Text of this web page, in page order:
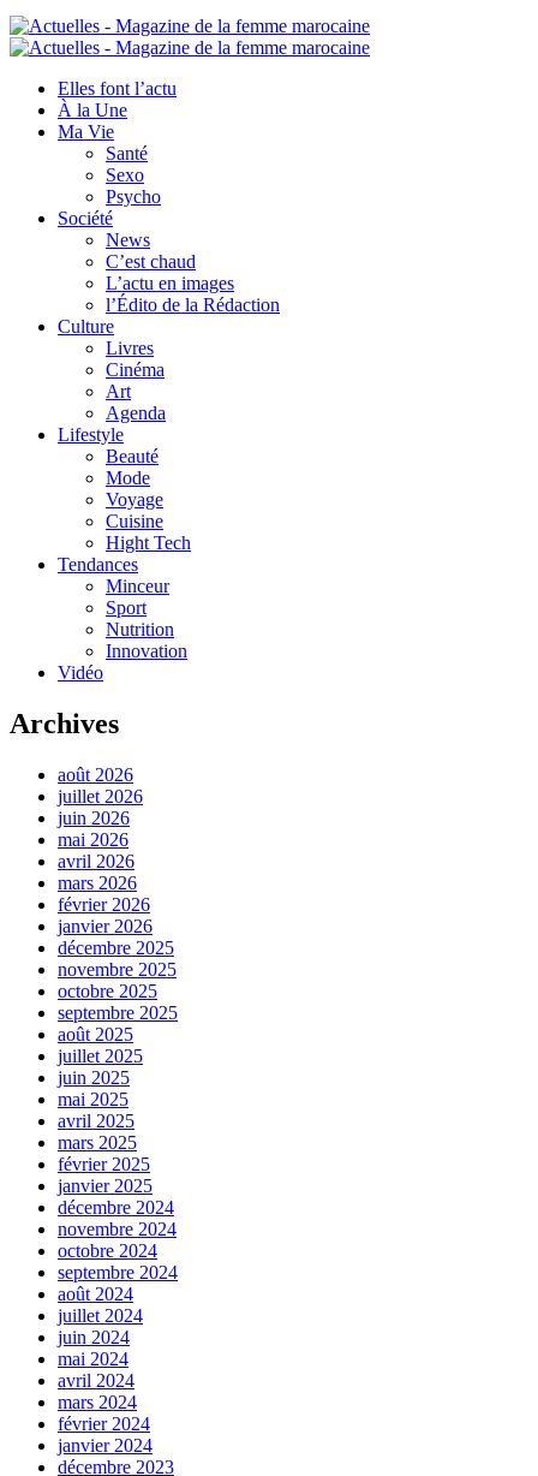
Elles font l’actu
À la Une
Ma Vie
Santé
Sexo
Psycho
Société
News
C’est chaud
L’actu en images
l’Édito de la Rédaction
Culture
Livres
Cinéma
Art
Agenda
Lifestyle
Beauté
Mode
Voyage
Cuisine
Hight Tech
Tendances
Minceur
Sport
Nutrition
Innovation
Vidéo
Archives
août 2026
juillet 2026
juin 2026
mai 2026
avril 2026
mars 2026
février 2026
janvier 2026
décembre 2025
novembre 2025
octobre 2025
septembre 2025
août 2025
juillet 2025
juin 2025
mai 2025
avril 2025
mars 2025
février 2025
janvier 2025
décembre 2024
novembre 2024
octobre 2024
septembre 2024
août 2024
juillet 2024
juin 2024
mai 2024
avril 2024
mars 2024
février 2024
janvier 2024
décembre 2023